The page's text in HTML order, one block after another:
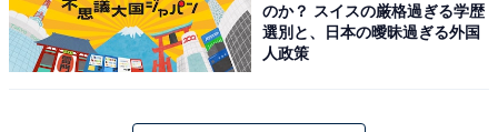
のか？ スイスの厳格過ぎる学歴
選別と、日本の曖昧過ぎる外国
人政策